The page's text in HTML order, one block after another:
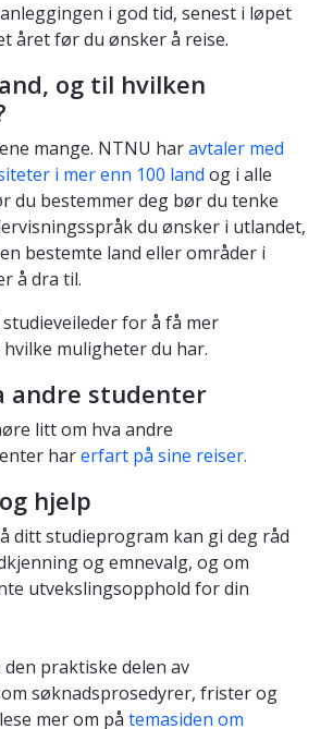
i god tid, senest i løpet
året før du ønsker å reise.
og til hvilken
mange. NTNU haravtaler med
i mer enn 100 land og i alle
du bestemmer deg bør du tenke
du ønsker i utlandet,
bestemte land eller områder i
å dra til.
for å få mer
muligheter du har.
andre studenter
litt om hva andre
harerfart på sine reiser.
hjelp
ditt studieprogram kan gi deg råd
og emnevalg, og om
utvekslingsopphold for din
praktiske delen av
søknadsprosedyrer, frister og
mer om på temasiden om